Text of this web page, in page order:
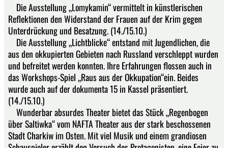
Die Ausstellung „Lomykamin“ vermittelt in künstlerischen
Reflektionen den Widerstand der Frauen auf der Krim gegen
Unterdrückung und Besatzung. (14./15.10.)
Die Ausstellung „Lichtblicke“ entstand mit Jugendlichen, die
aus den okkupierten Gebieten nach Russland verschleppt wurden
und befreitet werden konnten. Ihre Erfahrungen flossen auch in
das Workshops-Spiel „Raus aus der Okkupation“ein. Beides
wurde auch auf der dokumenta 15 in Kassel präsentiert.
(14./15.10.)
Wunderbar absurdes Theater bietet das Stück „Regenbogen
über Saltiwka“ vom NAFTA Theater aus der stark beschossenen
Stadt Charkiw im Osten. Mit viel Musik und einem grandiosen